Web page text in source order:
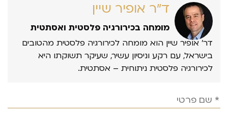
ד״ר אופיר שיין
מומחה בכירורגיה פלסטית ואסתטית
דר’ אופיר שיין הוא מומחה לכירורגיה פלסטית מהטובים
בישראל, עם רקע וניסיון עשיר, שעיקר תשוקתו היא
לכירורגיה פלסטית ניתוחית – אסתטית.